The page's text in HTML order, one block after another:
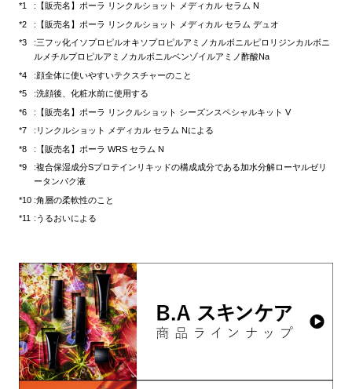
:【販売名】ポーラ リンクルショット メディカル セラム N
:【販売名】ポーラ リンクルショット メディカル セラム デュオ
:三フッ化イソプロピルオキソプロピルアミノカルボニルピロリジンカルボニ
ルメチルプロピルアミノカルボニルベンゾイルアミノ酢酸Na
:顔全体に使いやすいテクスチャーのこと
:洗顔後、化粧水前に使用する
:【販売名】ポーラ リンクルショット シーズンスペシャルキット V
:リンクルショット メディカル セラム Nによる
:【販売名】ポーラ WRS セラム N
:複合保湿成分Sプロテインリキッドの構成成分である加水分解ローヤルゼリ
ータンパク液
:角層の柔軟性のこと
:うるおいによる